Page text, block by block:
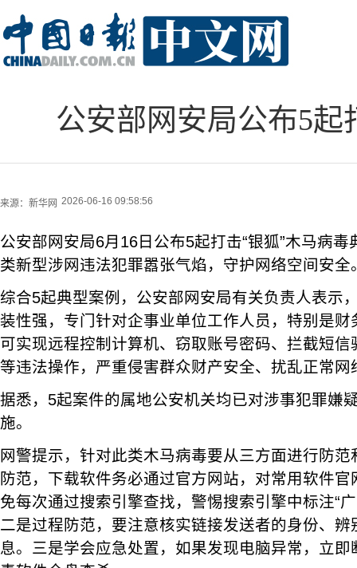
公安部网安局公布5起
来源： 新华网 2026-06-16 09:58:56
公安部网安局6月16日公布5起打击“银狐”木马病
类新型涉网违法犯罪嚣张气焰，守护网络空间安全
综合5起典型案例，公安部网安局有关负责人表示
装性强，专门针对企事业单位工作人员，特别是
可实现远程控制计算机、窃取账号密码、拦截短
等违法操作，严重侵害群众财产安全、扰乱正常网
据悉，5起案件的属地公安机关均已对涉事犯罪嫌
施。
网警提示，针对此类木马病毒要从三方面进行防
防范，下载软件务必通过官方网站，对常用软件
免每次通过搜索引擎查找，警惕搜索引擎中标注“
二是过程防范，要注意核实链接发送者的身份、
息。三是学会应急处置，如果发现电脑异常，立